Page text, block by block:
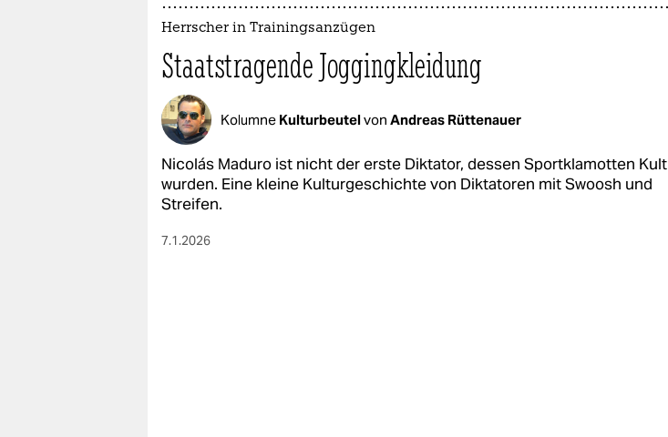
Herrscher in Trainingsanzügen
Staatstragende Joggingkleidung
Kolumne Kulturbeutelvon Andreas Rüttenauer
Nicolás Maduro ist nicht der erste Diktator, dessen Sportklamotten Kult
wurden. Eine kleine Kulturgeschichte von Diktatoren mit Swoosh und
Streifen.
7.1.2026